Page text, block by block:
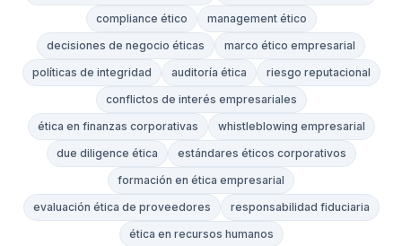
compliance ético
management ético
decisiones de negocio éticas
marco ético empresarial
políticas de integridad
auditoría ética
riesgo reputacional
conflictos de interés empresariales
ética en finanzas corporativas
whistleblowing empresarial
due diligence ética
estándares éticos corporativos
formación en ética empresarial
evaluación ética de proveedores
responsabilidad fiduciaria
ética en recursos humanos